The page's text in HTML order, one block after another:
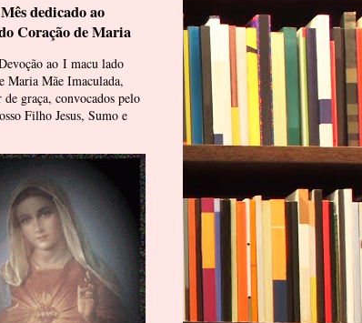
dedicado ao
Coração de Maria
ao I macu lado
Maria Mãe Imaculada,
de graça, convocados pelo
Filho Jesus, Sumo e